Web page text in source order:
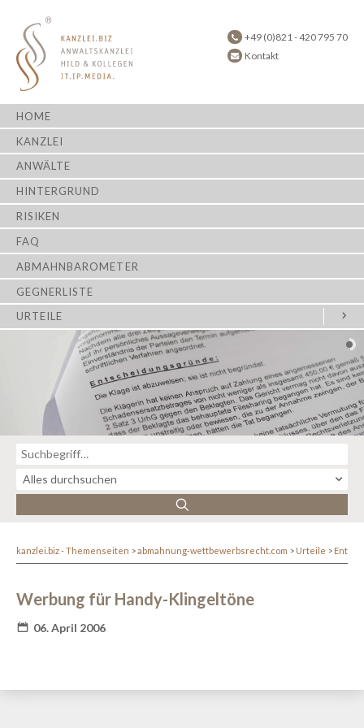
+49 (0)821 - 420 795 70
Kontakt
HOME
KANZLEI
ANWÄLTE
HINTERGRUND
RISIKEN
FAQ
ABMAHNBAROMETER
GEGNERLISTE
URTEILE
kanzlei.biz - Themenseiten abmahnung-wettbewerbsrecht.com Urteile
Werbung für Handy-Klingeltöne
06. April 2006